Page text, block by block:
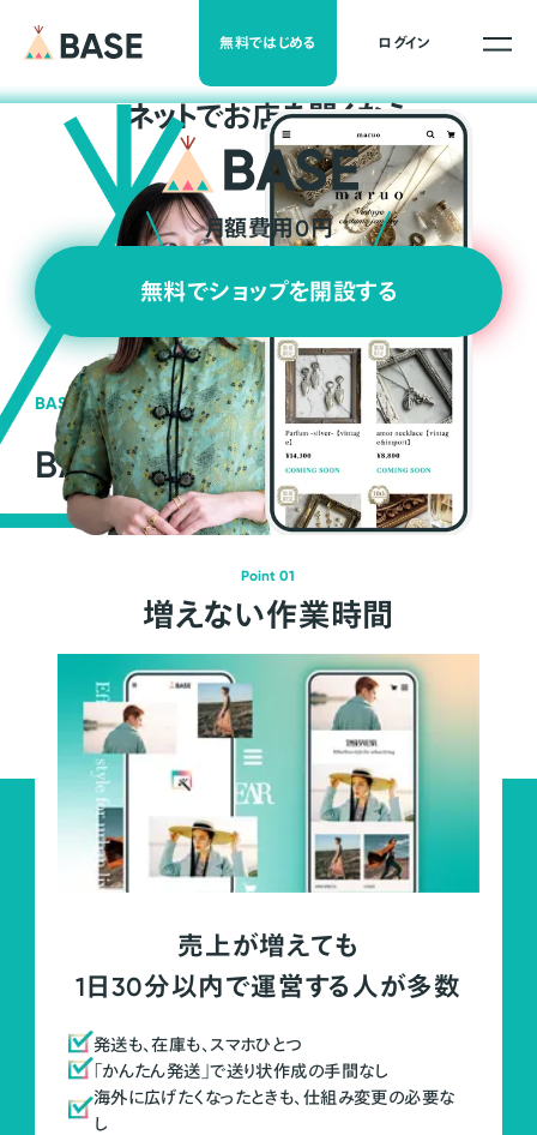
無料ではじめる ログイン
ネットでお店を開くなら
月額費用0円
無料でショップを開設する
BASEの強み
BASEが強い3つの理由
Point 01
増えない作業時間
売上が増えても
1日30分以内で運営する人が多数
発送も、在庫も、スマホひとつ
「かんたん発送」で送り状作成の手間なし
海外に広げたくなったときも、仕組み変更の必要な
し